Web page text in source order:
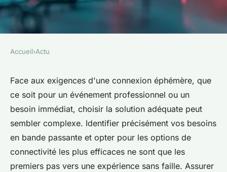
Solution rapide de connexion
temporaire
colette•16 mai 2024• 2 min de lecture
Accueil›Actu
Face aux exigences d'une connexion éphémère, que
ce soit pour un événement professionnel ou un
besoin immédiat, choisir la solution adéquate peut
sembler complexe. Identifier précisément vos besoins
en bande passante et opter pour les options de
connectivité les plus efficaces ne sont que les
premiers pas vers une expérience sans faille. Assurer